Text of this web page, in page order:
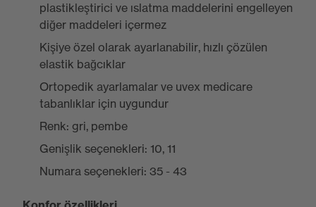
plastikleştirici ve ıslatma maddelerini engelleyen
diğer maddeleri içermez
Kişiye özel olarak ayarlanabilir, hızlı çözülen
elastik bağcıklar
Ortopedik ayarlamalar ve uvex medicare
tabanlıklar için uygundur
Renk: gri, pembe
Genişlik seçenekleri: 10, 11
Numara seçenekleri: 35 - 43